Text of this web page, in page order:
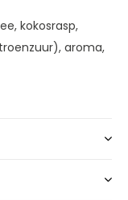
kokosrasp,
aroma,